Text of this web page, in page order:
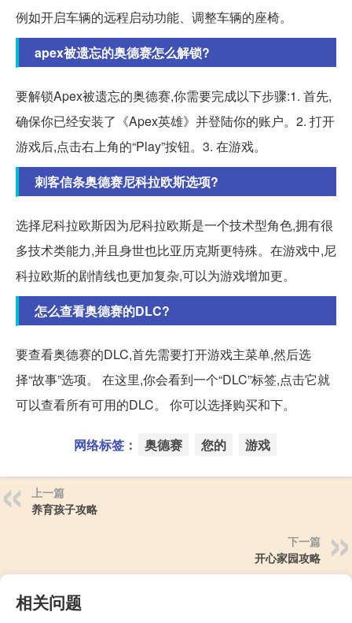
例如开启车辆的远程启动功能、调整车辆的座椅。
apex被遗忘的奥德赛怎么解锁?
要解锁Apex被遗忘的奥德赛,你需要完成以下步骤:1. 首先,
确保你已经安装了《Apex英雄》并登陆你的账户。2. 打开
游戏后,点击右上角的“Play”按钮。3. 在游戏。
刺客信条奥德赛尼科拉欧斯选项?
选择尼科拉欧斯因为尼科拉欧斯是一个技术型角色,拥有很
多技术类能力,并且身世也比亚历克斯更特殊。在游戏中,尼
科拉欧斯的剧情线也更加复杂,可以为游戏增加更。
怎么查看奥德赛的DLC?
要查看奥德赛的DLC,首先需要打开游戏主菜单,然后选
择“故事”选项。 在这里,你会看到一个“DLC”标签,点击它就
可以查看所有可用的DLC。 你可以选择购买和下。
网络标签： 奥德赛 您的 游戏
上一篇
养育孩子攻略
下一篇
开心家园攻略
相关问题